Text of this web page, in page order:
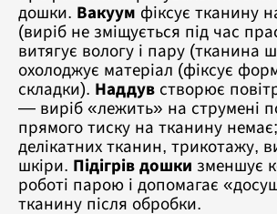
дошки. Вакуум фіксує тканину
(виріб не зміщується під час
витягує вологу і пару (тканина
охолоджує матеріал (фіксує
складки). Наддув створює
— виріб «лежить» на струмені
прямого тиску на тканину
делікатних тканин, трикотажу,
шкіри. Підігрів дошки зменшує
роботі парою і допомагає
тканину після обробки.